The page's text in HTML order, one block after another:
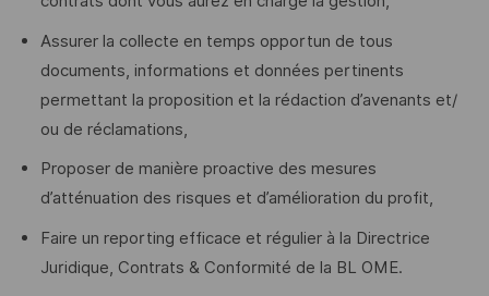
Assurer la collecte en temps opportun de tous
documents, informations et données pertinents
permettant la proposition et la rédaction d’avenants et/
ou de réclamations,
Proposer de manière proactive des mesures
d’atténuation des risques et d’amélioration du profit,
Faire un reporting efficace et régulier à la Directrice
Juridique, Contrats & Conformité de la BL OME.